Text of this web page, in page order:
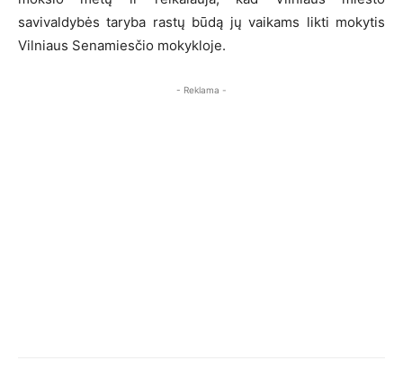
savivaldybės taryba rastų būdą jų vaikams likti mokytis
Vilniaus Senamiesčio mokykloje.
- Reklama -